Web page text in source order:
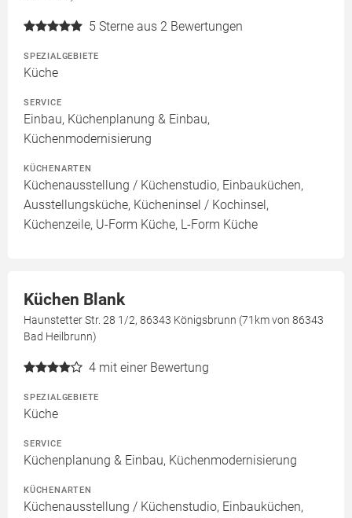
5 Sterne aus 2 Bewertungen
SPEZIALGEBIETE
Küche
SERVICE
Einbau, Küchenplanung & Einbau,
Küchenmodernisierung
KÜCHENARTEN
Küchenausstellung / Küchenstudio, Einbauküchen,
Ausstellungsküche, Kücheninsel / Kochinsel,
Küchenzeile, U-Form Küche, L-Form Küche
Küchen Blank
Haunstetter Str. 28 1/2, 86343 Königsbrunn (71km von 86343
Bad Heilbrunn)
4 mit einer Bewertung
SPEZIALGEBIETE
Küche
SERVICE
Küchenplanung & Einbau, Küchenmodernisierung
KÜCHENARTEN
Küchenausstellung / Küchenstudio, Einbauküchen,